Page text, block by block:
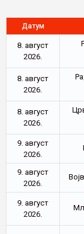
Датум
8. август
2026.
8. август
2026.
8. август
2026.
9. август
2026.
9. август
2026.
9. август
2026.